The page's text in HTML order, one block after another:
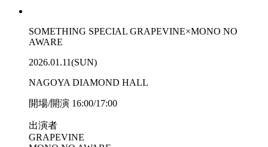
SOMETHING SPECIAL GRAPEVINE×MONO NO
AWARE
2026.01.11(SUN)
NAGOYA DIAMOND HALL
開場/開演 16:00/17:00
出演者
GRAPEVINE